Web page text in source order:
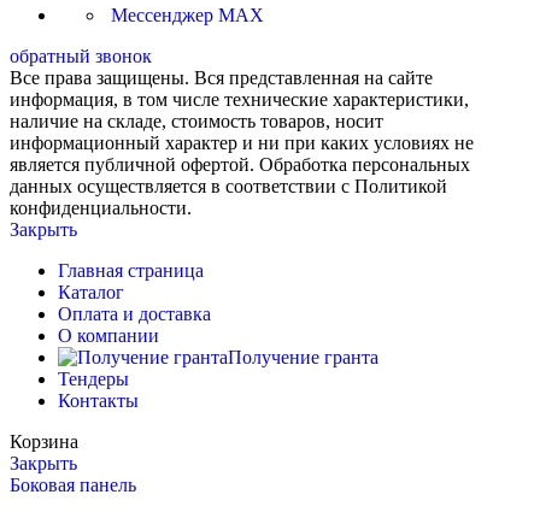
Мессенджер MAX
обратный звонок
Все права защищены. Вся представленная на сайте
информация, в том числе технические характеристики,
наличие на складе, стоимость товаров, носит
информационный характер и ни при каких условиях не
является публичной офертой. Обработка персональных
данных осуществляется в соответствии с Политикой
конфиденциальности.
Закрыть
Главная страница
Каталог
Оплата и доставка
О компании
Получение гранта
Тендеры
Контакты
Корзина
Закрыть
Боковая панель